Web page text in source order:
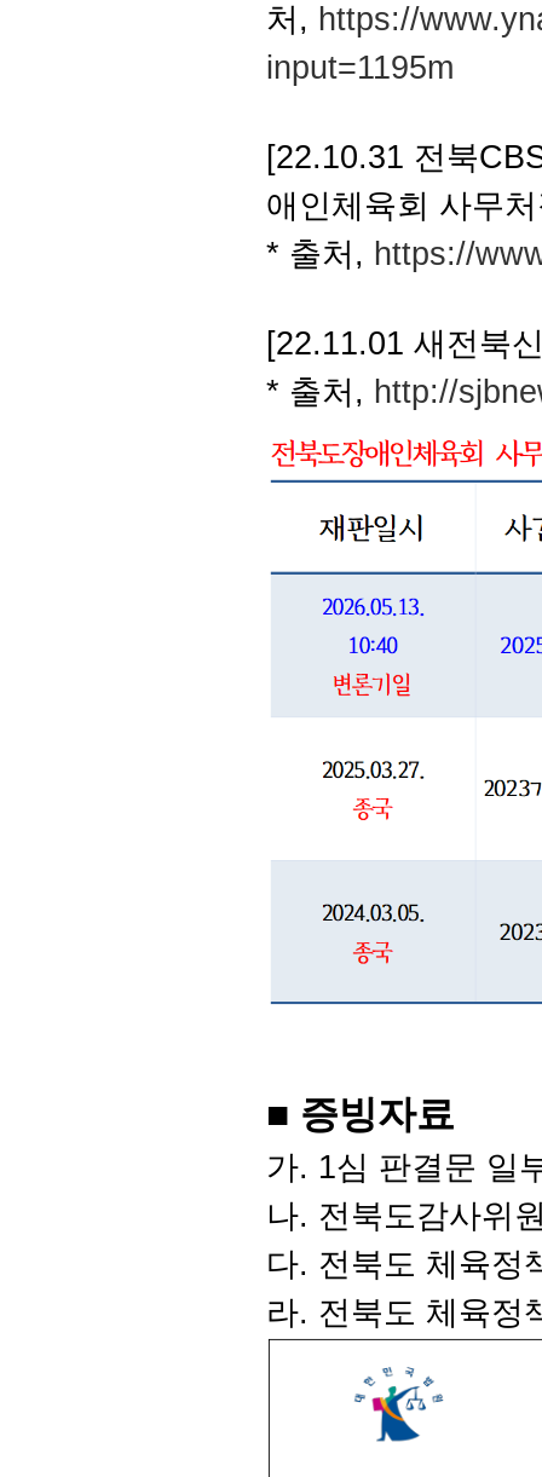
처, https://
input=1195m
[22.10.31 전북
애인체육회 사무
* 출처, https://
[22.11.01 새전북
* 출처, http://
■ 증빙자료
가. 1심 판결문 일
나. 전북도감사위
다. 전북도 체육정
라. 전북도 체육정